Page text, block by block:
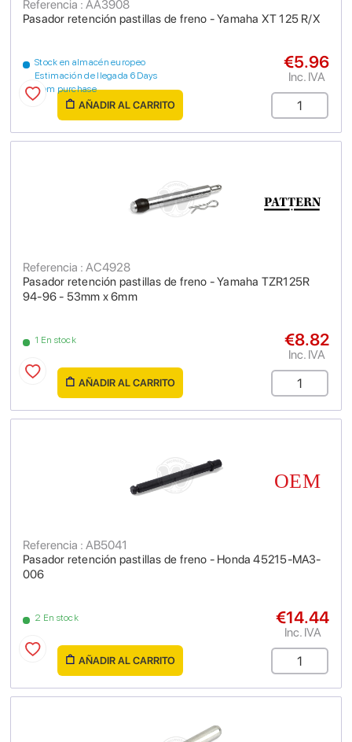
Pasador retención pastillas de freno - Yamaha XT 125 R/X
Referencia : AA3908
Stock en almacén europeo
Estimación de llegada 6 Days
from purchase
€5.96
Inc. IVA
AÑADIR AL CARRITO
Pasador retención pastillas de freno - Yamaha TZR125R
94-96 - 53mm x 6mm
Referencia : AC4928
1 En stock €8.82
Inc. IVA
AÑADIR AL CARRITO
Pasador retención pastillas de freno - Honda 45215-MA3-
006
Referencia : AB5041
2 En stock €14.44
Inc. IVA
AÑADIR AL CARRITO